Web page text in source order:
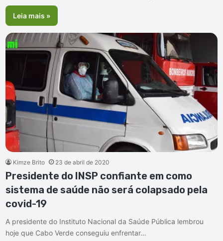
Leia mais »
Kimze Brito 23 de abril de 2020
Presidente do INSP confiante em como
sistema de saúde não será colapsado pela
covid-19
A presidente do Instituto Nacional da Saúde Pública lembrou
hoje que Cabo Verde conseguiu enfrentar…